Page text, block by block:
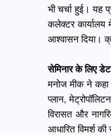
भी चर्चा हुई। यह
कलेक्टर कार्यालय
आश्वासन दिया।
सेमिनार के लिए
मनोज मीक ने कहा
प्लान,
विरासत और
आधारित विमर्श